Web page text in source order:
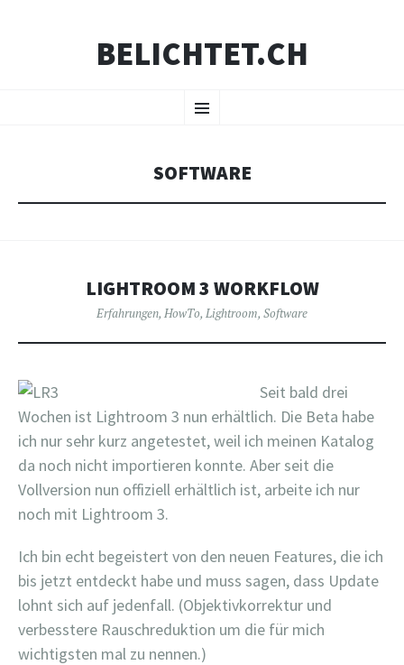
BELICHTET.CH
Menü
INHALT
SOFTWARE
LIGHTROOM 3 WORKFLOW
Erfahrungen, HowTo, Lightroom, Software
Seit bald drei
Wochen ist Lightroom 3 nun erhältlich. Die Beta habe
ich nur sehr kurz angetestet, weil ich meinen Katalog
da noch nicht importieren konnte. Aber seit die
Vollversion nun offiziell erhältlich ist, arbeite ich nur
noch mit Lightroom 3.
Ich bin echt begeistert von den neuen Features, die ich
bis jetzt entdeckt habe und muss sagen, dass Update
lohnt sich auf jedenfall. (Objektivkorrektur und
verbesstere Rauschreduktion um die für mich
wichtigsten mal zu nennen.)